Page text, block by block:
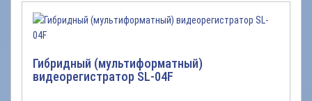
Гибридный (мультиформатный)
видеорегистратор SL-04F